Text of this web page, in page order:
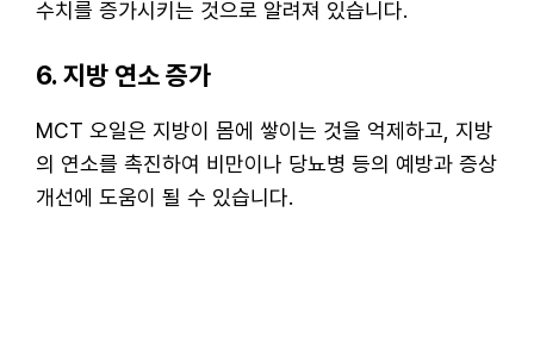
수치를 증가시키는 것으로 알려져 있습니다.
6. 지방 연소 증가
MCT 오일은 지방이 몸에 쌓이는 것을 억제하고, 지방
의 연소를 촉진하여 비만이나 당뇨병 등의 예방과 증상
개선에 도움이 될 수 있습니다.